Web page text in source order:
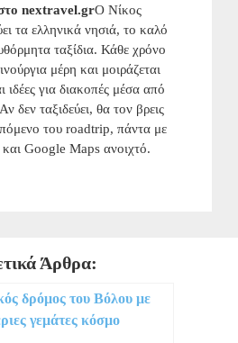
nextravel.grΟ Νίκος
τα ελληνικά νησιά, το καλό
ταξίδια. Κάθε χρόνο
μέρη και μοιράζεται
ιδέες για διακοπές μέσα από
δεν ταξιδεύει, θα τον βρεις
του roadtrip, πάντα με
και Google Maps ανοιχτό.
Άρθρα: